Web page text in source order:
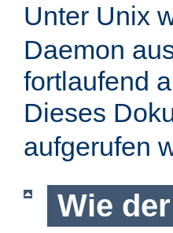
Unter Unix
Daemon
fortlaufend
Dieses
aufgerufen
Wie